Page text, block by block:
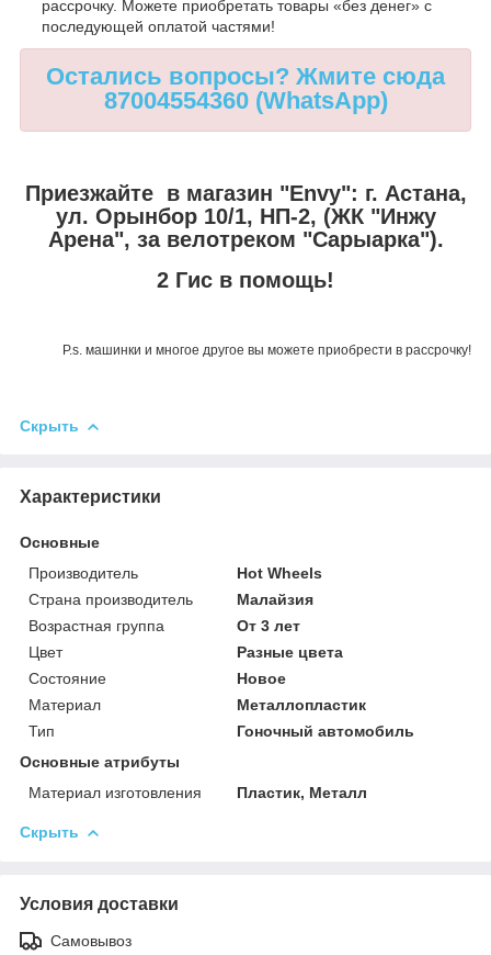
рассрочку. Можете приобретать товары «без денег» с
последующей оплатой частями!
Остались вопросы? Жмите сюда
87004554360 (WhatsApp)
Приезжайте в магазин "Envy": г. Астана,
ул. Орынбор 10/1, НП-2, (ЖК "Инжу
Арена", за велотреком "Сарыарка").
2 Гис в помощь!
P.s. машинки и многое другое вы можете приобрести в рассрочку!
Скрыть
Характеристики
Основные
Производитель
Hot Wheels
Страна производитель
Малайзия
Возрастная группа
От 3 лет
Цвет
Разные цвета
Состояние
Новое
Материал
Металлопластик
Тип
Гоночный автомобиль
Основные атрибуты
Материал изготовления
Пластик, Металл
Скрыть
Условия доставки
Самовывоз